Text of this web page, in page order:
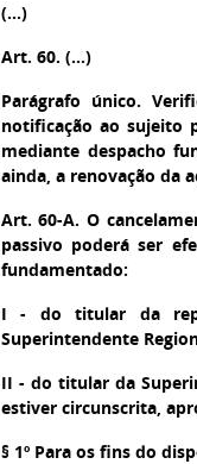
(...)
Art. 60. (...)
Parágrafo único.
notificação ao sujeito
mediante despacho
ainda, a renovação da
Art. 60-A. O
passivo poderá ser
fundamentado:
I - do titular da
Superintendente
II - do titular da
estiver circunscrita,
§ 1º Para os fins do